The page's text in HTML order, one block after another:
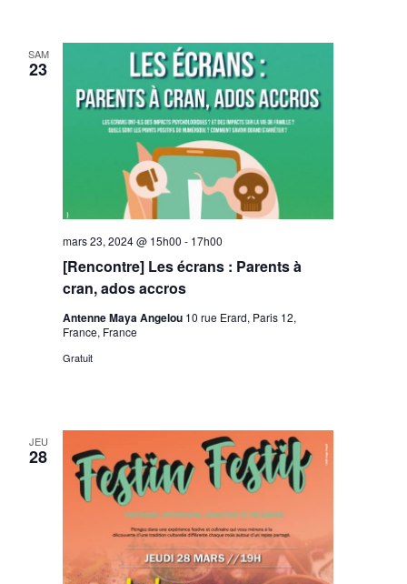
SAM
23
[Rencontre] Les écrans : Parents à
cran, ados accros
mars 23, 2024 @ 15h00 - 17h00
Antenne Maya Angelou 10 rue Erard, Paris 12,
France, France
Gratuit
JEU
28